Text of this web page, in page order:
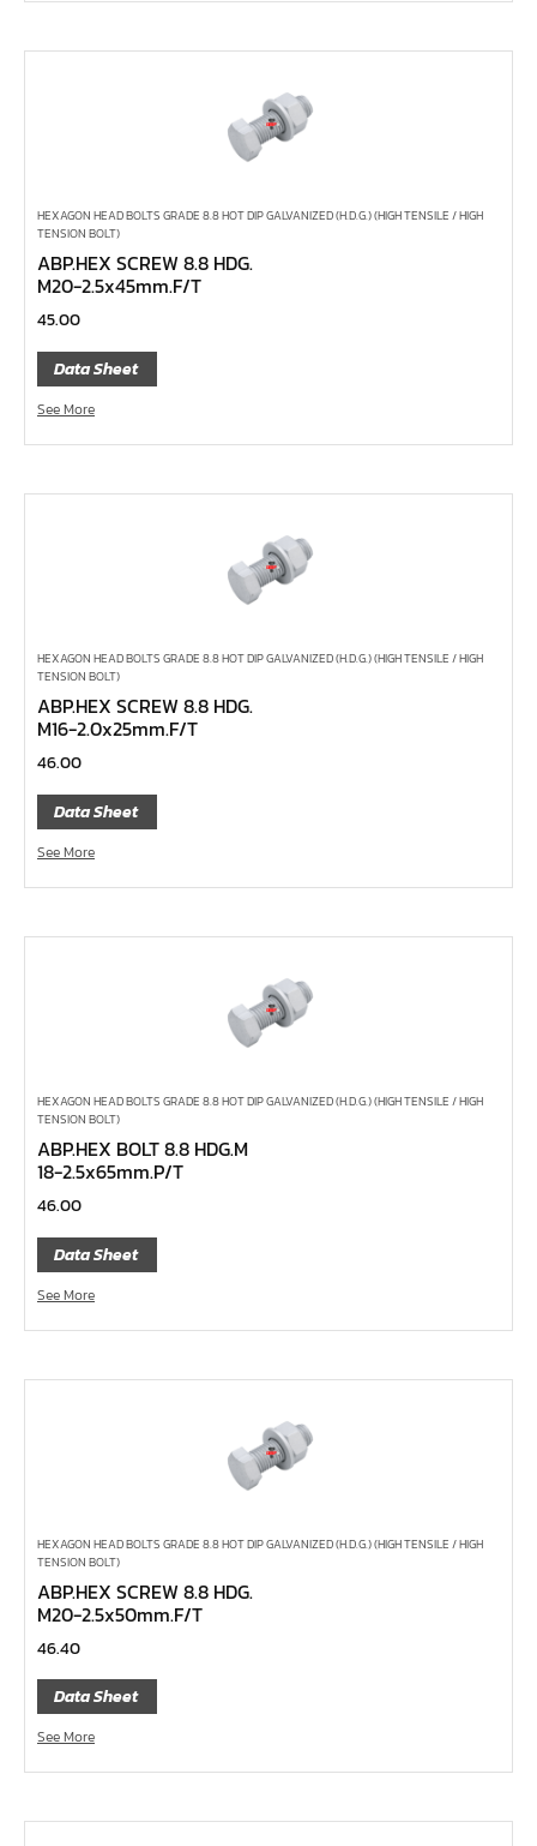
ข้อต่อ
ด้ามควง
ด้ามขันตัวแอล
ด้ามเลื่อน
ด้ามขันบ๊อกซ์
ด้ามฟรี หัวกลม คอพับ ด้ามยาง 1/4", 3/8", 1/2"
ด้ามฟรี หัวกลม คอพับ ด้ามเรียบ 1/4", 3/8", 1/2"
ด้ามฟรี หัวกลม ด้ามเรียบ 1/4", 3/8", 1/2"
ด้ามฟรี หัวกลม ด้ามเหล็ก 1/4", 3/8", 1/2", 1"
ด้ามฟรี ด้ามเรียบ คอพับ กดปุ่ม
ด้ามฟรี ด้ามเหล็ก คอพับ กดปุ่ม
ด้ามฟรี ยาง คอพับ
ด้ามฟรี ด้ามเรียบ คอพับ
ด้ามฟรี ด้ามเหล็ก คอพับ
ด้ามฟรี หัวเล็ก ด้ามยาง กดปุ่ม 1/4", 3/8", 1/2"
ด้ามฟรี หัวเล็ก ด้ามเหล็ก กดปุ่ม 1/4", 3/8", 1/2"
ด้ามฟรี หัวเล็ก ด้ามยาง 1/4", 3/8", 1/2"
ด้ามฟรี หัวเล็ก ด้ามเรียบ 1/4", 3/8", 1/2"
ด้ามฟรีสั้น 1/4", 3/8", 1/2"
ด้ามฟรี ด้ามยาง 1/4", 3/8", 1/2"
ด้ามฟรี ด้ามเรียบ 1/4", 3/8", 1/2"
ด้ามฟรี ด้ามเหล็ก 1/4", 3/8", 1/2", 1"
บ๊อกซ์เดือยโผล่ ท๊อกซ์ พลัส 5 แฉก
บ๊อกซ์เดือยโผล่ ท๊อกซ์ พลัส, ท๊อกซ์ RibeCV
บ๊อกซ์เดือยโผล่ ท๊อกซ์, ท๊อกซ์มีรู
บ๊อกซ์เดือยโผล่ แฉก
ประแจตะขอ
ประแจ L หัวบ๊อกซ์
ประแจ L ท๊อกซ์
ประแจ L หกเหลี่ยม
เหล็กตอก
เหล็กสกัด
HEXAGON HEAD BOLTS GRADE 8.8 HOT DIP GALVANIZED (H.D.G.) (HIGH TENSILE / HIGH
TENSION BOLT)
ABP.HEX SCREW 8.8 HDG.
M20-2.5x45mm.F/T
45.00
Data Sheet
See More
HEXAGON HEAD BOLTS GRADE 8.8 HOT DIP GALVANIZED (H.D.G.) (HIGH TENSILE / HIGH
TENSION BOLT)
ABP.HEX SCREW 8.8 HDG.
M16-2.0x25mm.F/T
46.00
Data Sheet
See More
HEXAGON HEAD BOLTS GRADE 8.8 HOT DIP GALVANIZED (H.D.G.) (HIGH TENSILE / HIGH
TENSION BOLT)
ABP.HEX BOLT 8.8 HDG.M
18-2.5x65mm.P/T
46.00
Data Sheet
See More
HEXAGON HEAD BOLTS GRADE 8.8 HOT DIP GALVANIZED (H.D.G.) (HIGH TENSILE / HIGH
TENSION BOLT)
ABP.HEX SCREW 8.8 HDG.
M20-2.5x50mm.F/T
46.40
Data Sheet
See More